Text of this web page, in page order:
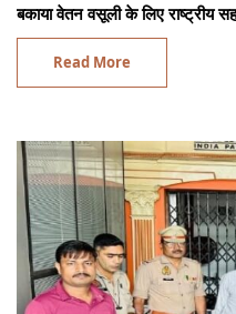
बकाया वेतन वसूली के लिए राष्ट्रीय
Read More